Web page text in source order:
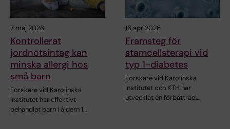
7 maj 2026
Kontrollerat
jordnötsintag kan
minska allergi hos
små barn
Forskare vid Karolinska
Institutet har effektivt
behandlat barn i åldern 1…
16 apr 2026
Framsteg för
stamcellsterapi vid
typ 1-diabetes
Forskare vid Karolinska
Institutet och KTH har
utvecklat en förbättrad…